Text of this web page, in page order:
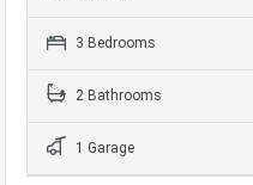
3 Bedrooms
2 Bathrooms
1 Garage